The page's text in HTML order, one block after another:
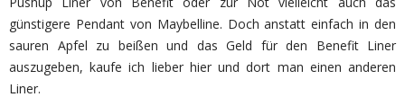
günstigere Pendant von Maybelline. Doch anstatt einfach in den
sauren Apfel zu beißen und das Geld für den Benefit Liner
auszugeben, kaufe ich lieber hier und dort man einen anderen
Liner.